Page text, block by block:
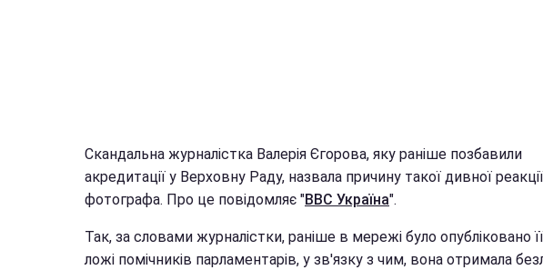
Скандальна журналістка Валерія Єгорова, яку раніше позбавили
акредитації у Верховну Раду, назвала причину такої дивної реакції
фотографа. Про це повідомляє "ВВС Україна".
Так, за словами журналістки, раніше в мережі було опубліковано
ложі помічників парламентарів, у зв'язку з чим, вона отримала